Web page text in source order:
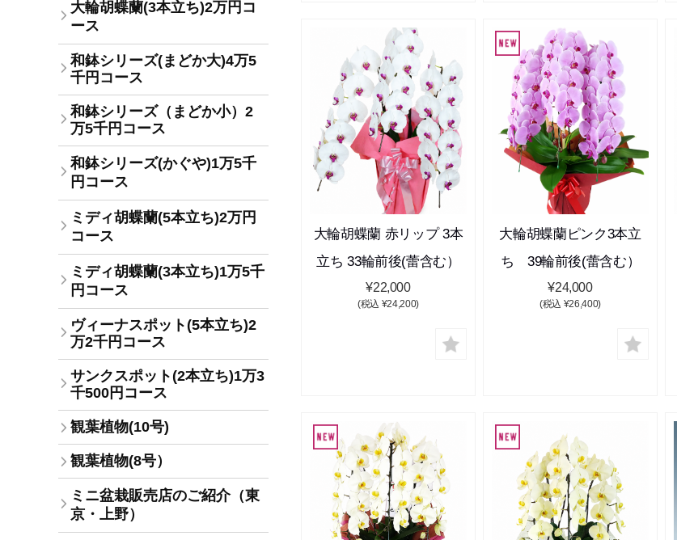
大輪胡蝶蘭 赤リップ 3本
立ち 33輪前後(蕾含む）
¥22,000
(税込 ¥24,200)
大輪胡蝶蘭ピンク3本立
ち 39輪前後(蕾含む）
¥24,000
(税込 ¥26,400)
大輪胡蝶蘭(3本立ち)2万円コ
ース
和鉢シリーズ(まどか大)4万5
千円コース
和鉢シリーズ（まどか小）2
万5千円コース
和鉢シリーズ(かぐや)1万5千
円コース
ミディ胡蝶蘭(5本立ち)2万円
コース
ミディ胡蝶蘭(3本立ち)1万5千
円コース
ヴィーナスポット(5本立ち)2
万2千円コース
サンクスポット(2本立ち)1万3
千500円コース
観葉植物(10号)
観葉植物(8号）
ミニ盆栽販売店のご紹介（東
京・上野）